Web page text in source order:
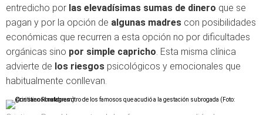
entredicho por las elevadísimas sumas de dinero que se
pagan y por la opción de algunas madres con posibilidades
económicas que recurren a esta opción no por dificultades
orgánicas sino por simple capricho. Esta misma clínica
advierte de los riesgos psicológicos y emocionales que
habitualmente conllevan.